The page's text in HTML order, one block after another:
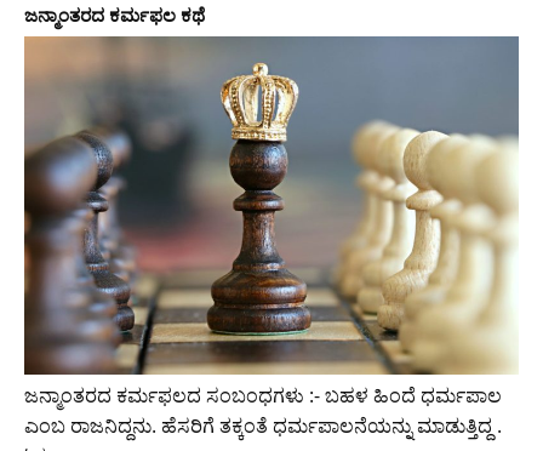
ಜನ್ಮಾಂತರದ ಕರ್ಮಫಲ ಕಥೆ
ಜನ್ಮಾಂತರದ ಕರ್ಮಫಲದ ಸಂಬಂಧಗಳು :- ಬಹಳ ಹಿಂದೆ ಧರ್ಮಪಾಲ
ಎಂಬ ರಾಜನಿದ್ದನು. ಹೆಸರಿಗೆ ತಕ್ಕಂತೆ ಧರ್ಮಪಾಲನೆಯನ್ನು ಮಾಡುತ್ತಿದ್ದ .